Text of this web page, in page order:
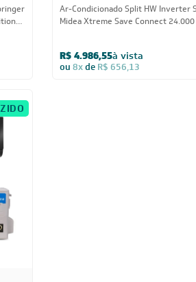
Ar-Condicionado Split HW Inverter
Midea Xtreme Save Connect 24.000
R$ 4.986,55à vista
ou 8xde R$ 656,13